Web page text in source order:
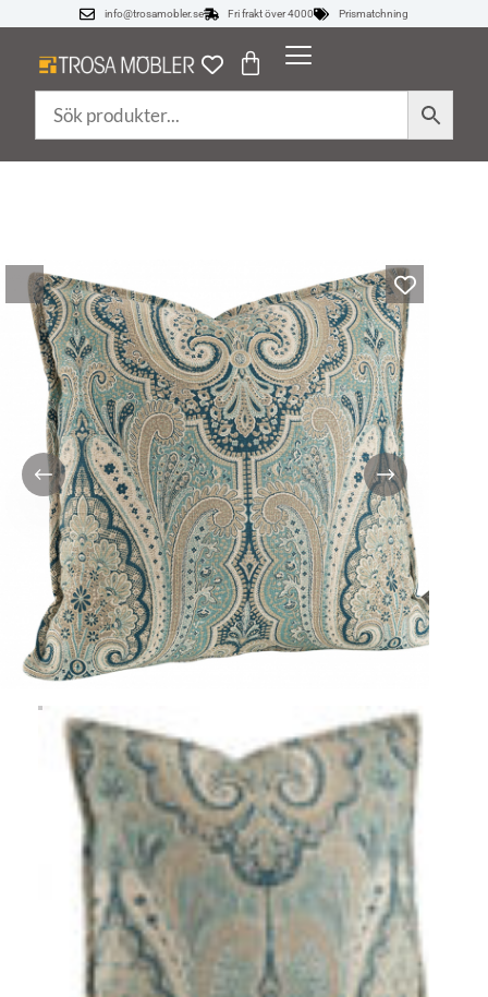
info@trosamobler.se Fri frakt över 4000 Prismatchning